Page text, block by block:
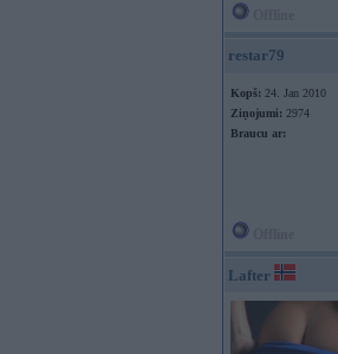
restar79
Kopš: 24. Jan 2010
Ziņojumi: 2974
Braucu ar:
Lafter